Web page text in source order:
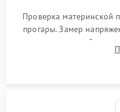
Проверка материнской
прогары. Замер
оперативной
диагностического ПО